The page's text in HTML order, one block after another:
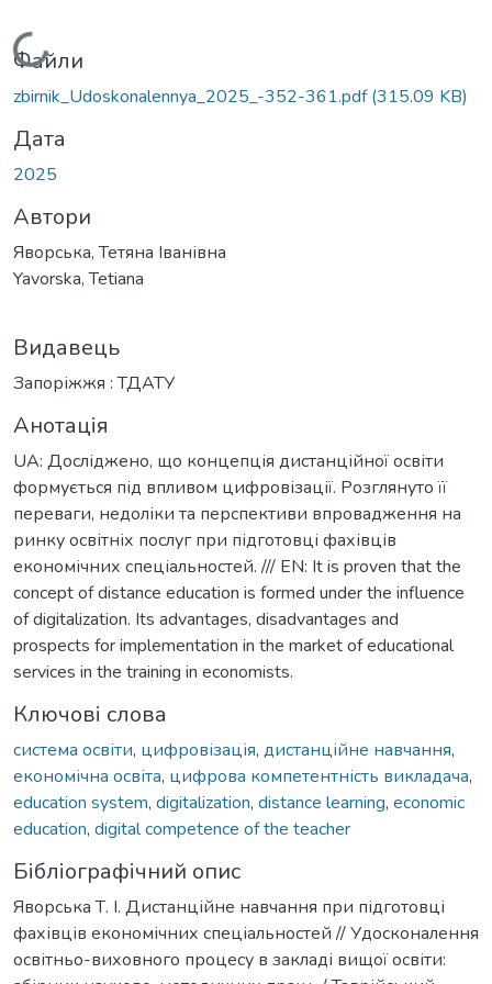
Вантажиться...
Файли
zbirnik_Udoskonalennya_2025_-352-361.pdf(315.09 KB)
Дата
2025
Автори
Яворська, Тетяна Іванівна
Yavorska, Tetiana
Видавець
Запоріжжя : ТДАТУ
Анотація
UA: Досліджено, що концепція дистанційної освіти
формується під впливом цифровізації. Розглянуто її
переваги, недоліки та перспективи впровадження на
ринку освітніх послуг при підготовці фахівців
економічних спеціальностей. /// EN: It is proven that the
concept of distance education is formed under the influence
of digitalization. Its advantages, disadvantages and
prospects for implementation in the market of educational
services in the training in economists.
Ключові слова
система освіти, цифровізація, дистанційне навчання,
економічна освіта, цифрова компетентність викладача,
education system, digitalization, distance learning, economic
education, digital competence of the teacher
Бібліографічний опис
Яворська Т. І. Дистанційне навчання при підготовці
фахівців економічних спеціальностей // Удосконалення
освітньо-виховного процесу в закладі вищої освіти: